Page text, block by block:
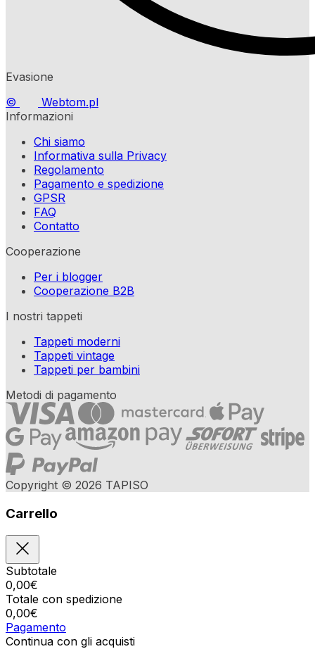
Evasione
©
Webtom.pl
Informazioni
Chi siamo
Informativa sulla Privacy
Regolamento
Pagamento e spedizione
GPSR
FAQ
Contatto
Cooperazione
Per i blogger
Cooperazione B2B
I nostri tappeti
Tappeti moderni
Tappeti vintage
Tappeti per bambini
Metodi di pagamento
Copyright © 2026 TAPISO
Carrello
Subtotale
0,00€
Totale con spedizione
0,00€
Pagamento
Continua con gli acquisti